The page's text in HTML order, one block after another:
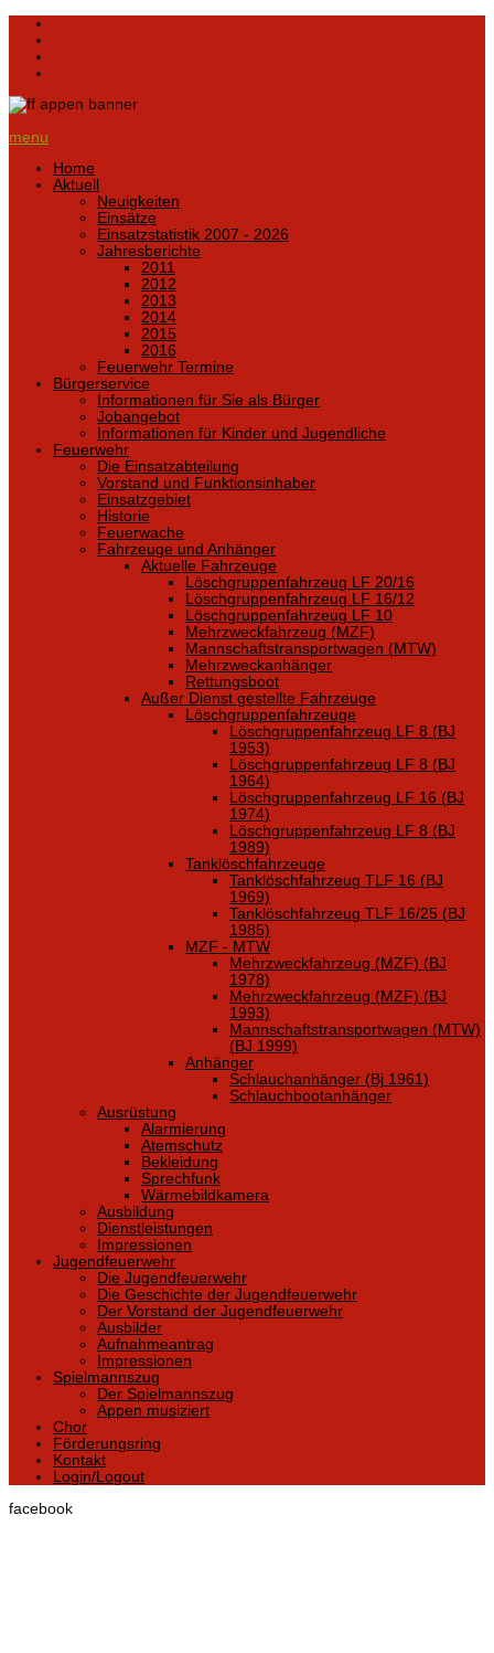
menu
Home
Aktuell
Neuigkeiten
Einsätze
Einsatzstatistik 2007 - 2026
Jahresberichte
2011
2012
2013
2014
2015
2016
Feuerwehr Termine
Bürgerservice
Informationen für Sie als Bürger
Jobangebot
Informationen für Kinder und Jugendliche
Feuerwehr
Die Einsatzabteilung
Vorstand und Funktionsinhaber
Einsatzgebiet
Historie
Feuerwache
Fahrzeuge und Anhänger
Aktuelle Fahrzeuge
Löschgruppenfahrzeug LF 20/16
Löschgruppenfahrzeug LF 16/12
Löschgruppenfahrzeug LF 10
Mehrzweckfahrzeug (MZF)
Mannschaftstransportwagen (MTW)
Mehrzweckanhänger
Rettungsboot
Außer Dienst gestellte Fahrzeuge
Löschgruppenfahrzeuge
Löschgruppenfahrzeug LF 8 (BJ
1953)
Löschgruppenfahrzeug LF 8 (BJ
1964)
Löschgruppenfahrzeug LF 16 (BJ
1974)
Löschgruppenfahrzeug LF 8 (BJ
1989)
Tanklöschfahrzeuge
Tanklöschfahrzeug TLF 16 (BJ
1969)
Tanklöschfahrzeug TLF 16/25 (BJ
1985)
MZF - MTW
Mehrzweckfahrzeug (MZF) (BJ
1978)
Mehrzweckfahrzeug (MZF) (BJ
1993)
Mannschaftstransportwagen (MTW)
(BJ 1999)
Anhänger
Schlauchanhänger (Bj 1961)
Schlauchbootanhänger
Ausrüstung
Alarmierung
Atemschutz
Bekleidung
Sprechfunk
Wärmebildkamera
Ausbildung
Dienstleistungen
Impressionen
Jugendfeuerwehr
Die Jugendfeuerwehr
Die Geschichte der Jugendfeuerwehr
Der Vorstand der Jugendfeuerwehr
Ausbilder
Aufnahmeantrag
Impressionen
Spielmannszug
Der Spielmannszug
Appen musiziert
Chor
Förderungsring
Kontakt
Login/Logout
facebook